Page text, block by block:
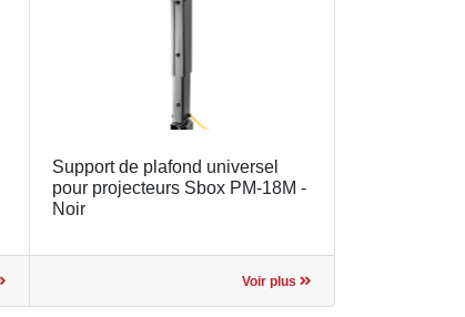
Support de plafond universel
pour projecteurs Sbox PM-18M -
Noir
Voir plus